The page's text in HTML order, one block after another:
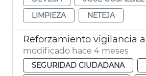
LIMPIEZA
NETEJA
modificado hace 4 meses
SEGURIDAD CIUDADANA